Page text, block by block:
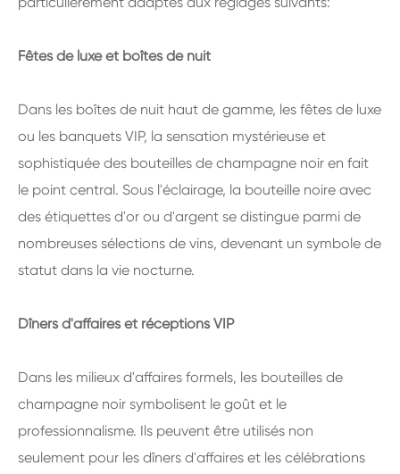
Fêtes de luxe et boîtes de nuit
Dans les boîtes de nuit haut de gamme, les fêtes de luxe
ou les banquets VIP, la sensation mystérieuse et
sophistiquée des bouteilles de champagne noir en fait
le point central. Sous l'éclairage, la bouteille noire avec
des étiquettes d'or ou d'argent se distingue parmi de
nombreuses sélections de vins, devenant un symbole de
statut dans la vie nocturne.
Dîners d'affaires et réceptions VIP
Dans les milieux d'affaires formels, les bouteilles de
champagne noir symbolisent le goût et le
professionnalisme. Ils peuvent être utilisés non
seulement pour les dîners d'affaires et les célébrations